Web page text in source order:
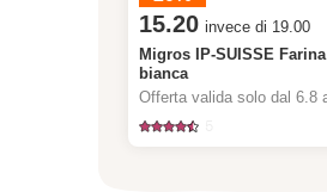
15.20 invece di 19.00
Migros IP-SUISSE Farina
bianca